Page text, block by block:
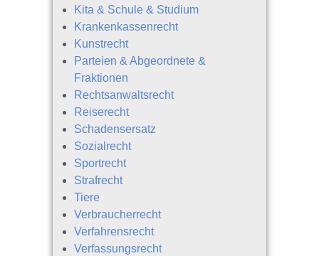
Kita & Schule & Studium
Krankenkassenrecht
Kunstrecht
Parteien & Abgeordnete &
Fraktionen
Rechtsanwaltsrecht
Reiserecht
Schadensersatz
Sozialrecht
Sportrecht
Strafrecht
Tiere
Verbraucherrecht
Verfahrensrecht
Verfassungsrecht